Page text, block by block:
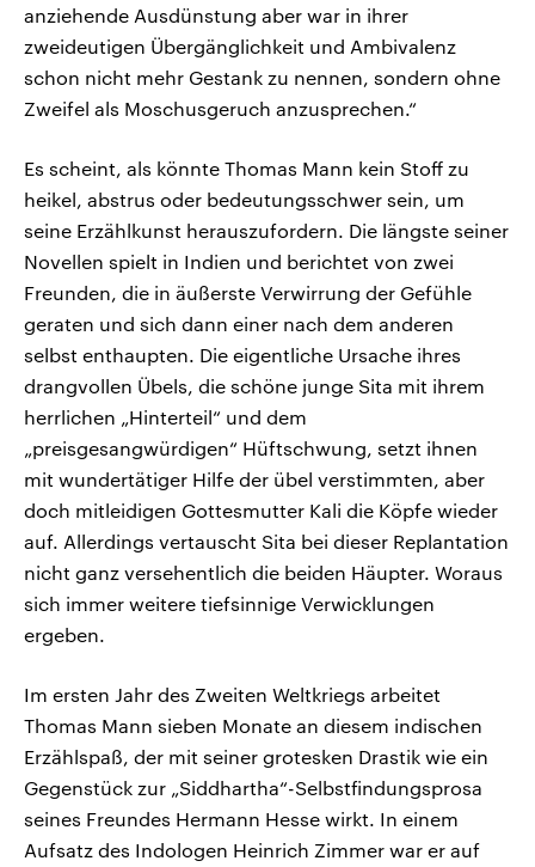
anziehende Ausdünstung aber war in ihrer
zweideutigen Übergänglichkeit und Ambivalenz
schon nicht mehr Gestank zu nennen, sondern ohne
Zweifel als Moschusgeruch anzusprechen.“
Es scheint, als könnte Thomas Mann kein Stoff zu
heikel, abstrus oder bedeutungsschwer sein, um
seine Erzählkunst herauszufordern. Die längste seiner
Novellen spielt in Indien und berichtet von zwei
Freunden, die in äußerste Verwirrung der Gefühle
geraten und sich dann einer nach dem anderen
selbst enthaupten. Die eigentliche Ursache ihres
drangvollen Übels, die schöne junge Sita mit ihrem
herrlichen „Hinterteil“ und dem
„preisgesangwürdigen“ Hüftschwung, setzt ihnen
mit wundertätiger Hilfe der übel verstimmten, aber
doch mitleidigen Gottesmutter Kali die Köpfe wieder
auf. Allerdings vertauscht Sita bei dieser Replantation
nicht ganz versehentlich die beiden Häupter. Woraus
sich immer weitere tiefsinnige Verwicklungen
ergeben.
Im ersten Jahr des Zweiten Weltkriegs arbeitet
Thomas Mann sieben Monate an diesem indischen
Erzählspaß, der mit seiner grotesken Drastik wie ein
Gegenstück zur „Siddhartha“-Selbstfindungsprosa
seines Freundes Hermann Hesse wirkt. In einem
Aufsatz des Indologen Heinrich Zimmer war er auf